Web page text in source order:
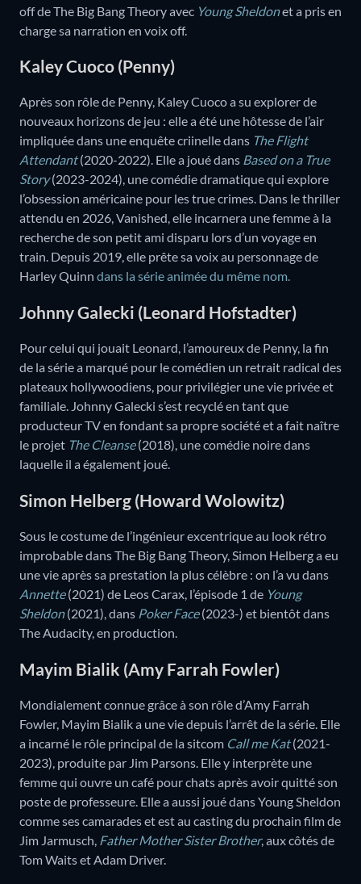
off de The Big Bang Theory avec Young Sheldonet a pris en
charge sa narration en voix off.
Kaley Cuoco (Penny)
Après son rôle de Penny, Kaley Cuoco a su explorer de
nouveaux horizons de jeu : elle a été une hôtesse de l’air
impliquée dans une enquête criinelle dans The Flight
Attendant(2020-2022). Elle a joué dans Based on a True
Story(2023-2024), une comédie dramatique qui explore
l’obsession américaine pour les true crimes. Dans le thriller
attendu en 2026, Vanished, elle incarnera une femme à la
recherche de son petit ami disparu lors d’un voyage en
train. Depuis 2019, elle prête sa voix au personnage de
Harley Quinn dans la série animée du même nom.
Johnny Galecki (Leonard Hofstadter)
Pour celui qui jouait Leonard, l’amoureux de Penny, la fin
de la série a marqué pour le comédien un retrait radical des
plateaux hollywoodiens, pour privilégier une vie privée et
familiale. Johnny Galecki s’est recyclé en tant que
producteur TV en fondant sa propre société et a fait naître
le projet The Cleanse(2018), une comédie noire dans
laquelle il a également joué.
Simon Helberg (Howard Wolowitz)
Sous le costume de l’ingénieur excentrique au look rétro
improbable dans The Big Bang Theory, Simon Helberg a eu
une vie après sa prestation la plus célèbre : on l’a vu dans
Annette(2021) de Leos Carax, l’épisode 1 de Young
Sheldon (2021), dans Poker Face(2023-) et bientôt dans
The Audacity, en production.
Mayim Bialik (Amy Farrah Fowler)
Mondialement connue grâce à son rôle d’Amy Farrah
Fowler, Mayim Bialik a une vie depuis l’arrêt de la série. Elle
a incarné le rôle principal de la sitcom Call me Kat(2021-
2023), produite par Jim Parsons. Elle y interprète une
femme qui ouvre un café pour chats après avoir quitté son
poste de professeure. Elle a aussi joué dans Young Sheldon
comme ses camarades et est au casting du prochain film de
Jim Jarmusch, Father Mother Sister Brother, aux côtés de
Tom Waits et Adam Driver.